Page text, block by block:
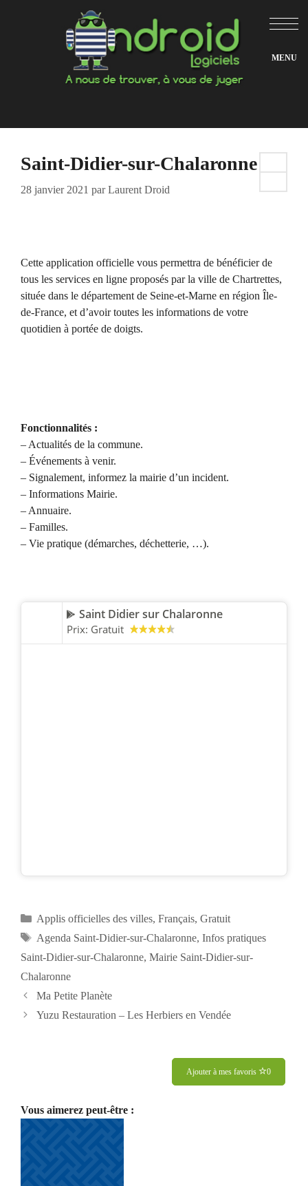
Saint-Didier-sur-Chalaronne
28 janvier 2021 parLaurent Droid
Cette application officielle vous permettra de bénéficier de
tous les services en ligne proposés par la ville de Chartrettes,
située dans le département de Seine-et-Marne en région Île-
de-France, et d’avoir toutes les informations de votre
quotidien à portée de doigts.
Fonctionnalités :
– Actualités de la commune.
– Événements à venir.
– Signalement, informez la mairie d’un incident.
– Informations Mairie.
– Annuaire.
– Familles.
– Vie pratique (démarches, déchetterie, …).
Saint Didier sur Chalaronne
Prix: Gratuit
Catégories
Applis officielles des villes, Français, Gratuit
Étiquettes
Agenda Saint-Didier-sur-Chalaronne, Infos pratiques
Saint-Didier-sur-Chalaronne, Mairie Saint-Didier-sur-
Chalaronne
Navigation
des
Ma Petite Planète
Yuzu Restauration – Les Herbiers en Vendée
Ajouter à mes favoris 0
Vous aimerez peut-être :